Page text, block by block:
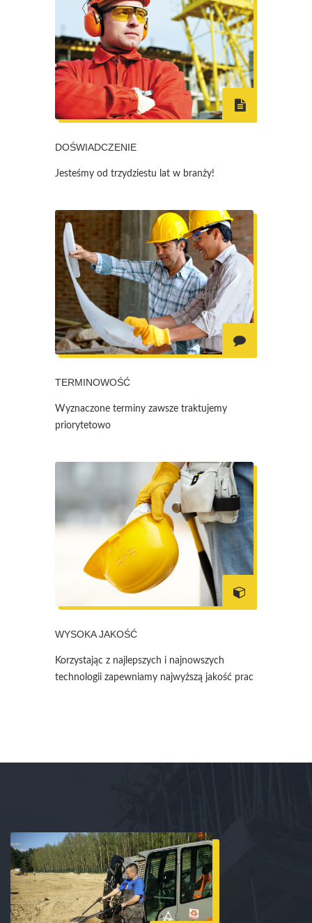
DOŚWIADCZENIE
Jesteśmy od trzydziestu lat w branży!
TERMINOWOŚĆ
Wyznaczone terminy zawsze traktujemy
priorytetowo
WYSOKA JAKOŚĆ
Korzystając z najlepszych i najnowszych
technologii zapewniamy najwyższą jakość prac